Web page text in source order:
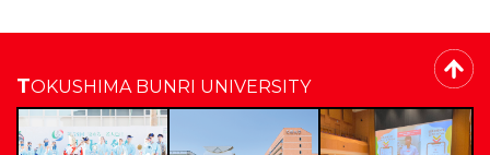
TOKUSHIMA BUNRI UNIVERSITY